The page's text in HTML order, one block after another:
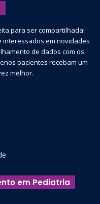
para ser compartilhada!
interessados em novidades
de dados com os
pacientes recebam um
melhor.
em Pediatria